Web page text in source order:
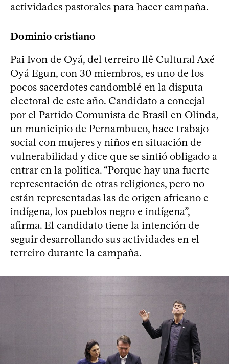
actividades pastorales para hacer campaña.
Dominio cristiano
Pai Ivon de Oyá, del terreiro Ilê Cultural Axé
Oyá Egun, con 30 miembros, es uno de los
pocos sacerdotes candomblé en la disputa
electoral de este año. Candidato a concejal
por el Partido Comunista de Brasil en Olinda,
un municipio de Pernambuco, hace trabajo
social con mujeres y niños en situación de
vulnerabilidad y dice que se sintió obligado a
entrar en la política. “Porque hay una fuerte
representación de otras religiones, pero no
están representadas las de origen africano e
indígena, los pueblos negro e indígena”,
afirma. El candidato tiene la intención de
seguir desarrollando sus actividades en el
terreiro durante la campaña.